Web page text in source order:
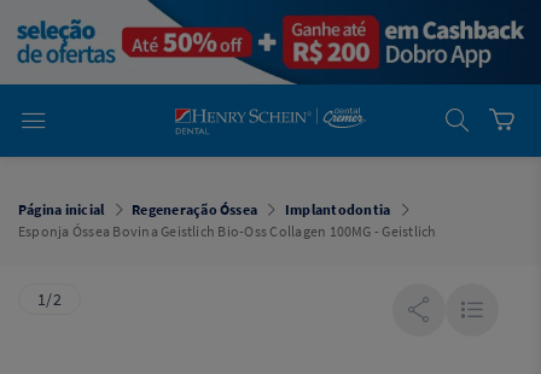
Dental
Cremer -
Henry Schein
Laboratório
Laboratório
Cremer -
Henry Schein
Página inicial Regeneração Óssea
Implantodontia
Esponja Óssea Bovina Geistlich Bio-Oss Collagen 100MG - Geistlich
1/2